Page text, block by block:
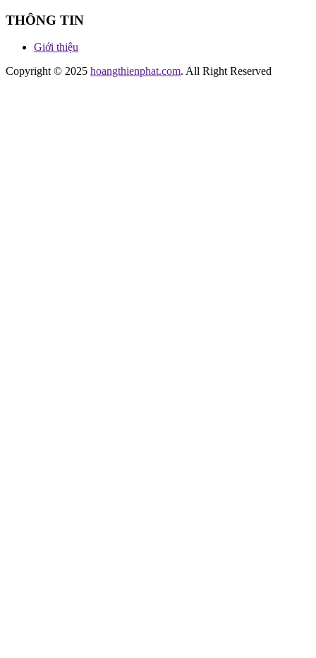
THÔNG TIN
Giới thiệu
Copyright © 2025 hoangthienphat.com. All Right Reserved